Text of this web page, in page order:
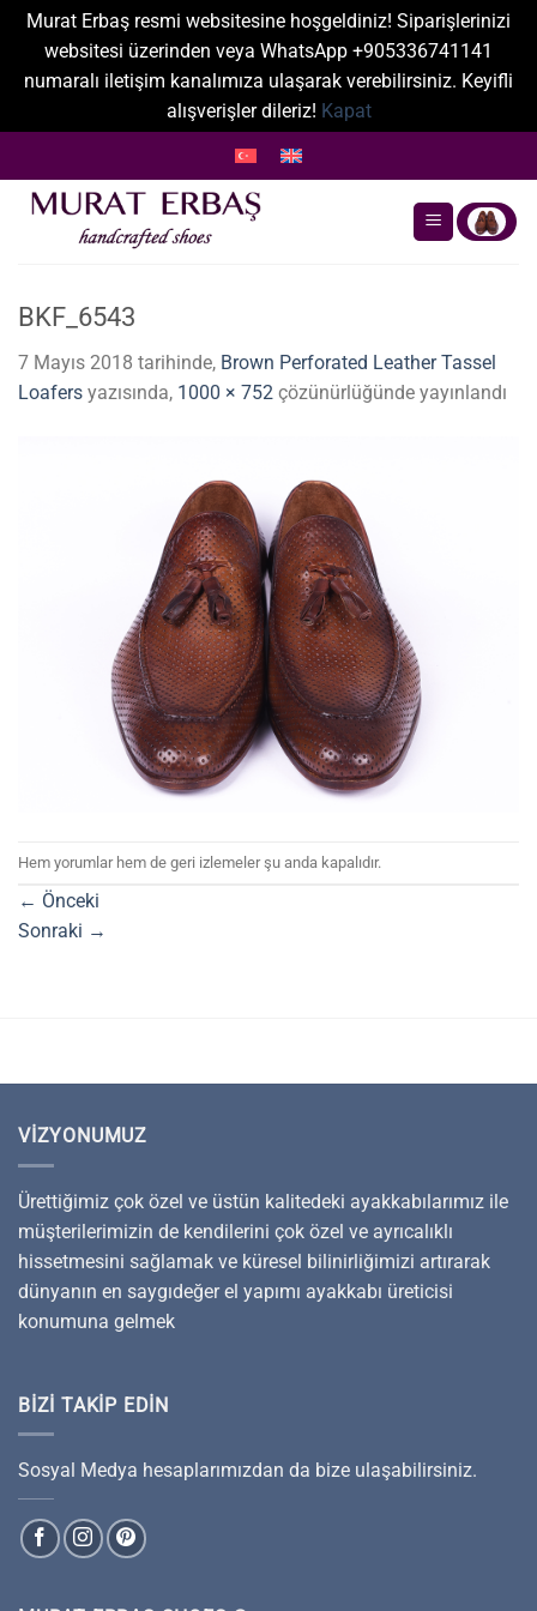
Murat Erbaş resmi websitesine hoşgeldiniz! Siparişlerinizi
websitesi üzerinden veya WhatsApp +905336741141
numaralı iletişim kanalımıza ulaşarak verebilirsiniz. Keyifli
alışverişler dileriz! Kapat
atla
BKF_6543
7 Mayıs 2018 tarihinde, Brown Perforated Leather Tassel
Loafers yazısında, 1000 × 752 çözünürlüğünde yayınlandı
Hem yorumlar hem de geri izlemeler şu anda kapalıdır.
← Önceki
Sonraki →
VIZYONUMUZ
Ürettiğimiz çok özel ve üstün kalitedeki ayakkabılarımız ile
müşterilerimizin de kendilerini çok özel ve ayrıcalıklı
hissetmesini sağlamak ve küresel bilinirliğimizi artırarak
dünyanın en saygıdeğer el yapımı ayakkabı üreticisi
konumuna gelmek
BIZI TAKIP EDIN
Sosyal Medya hesaplarımızdan da bize ulaşabilirsiniz.